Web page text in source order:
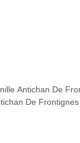
Antichan De
De